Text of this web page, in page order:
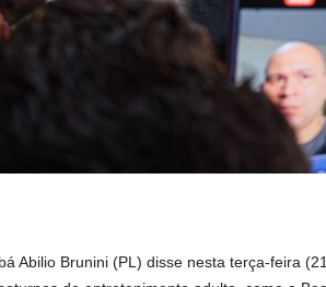
Abilio Brunini (PL) disse nesta terça-feira